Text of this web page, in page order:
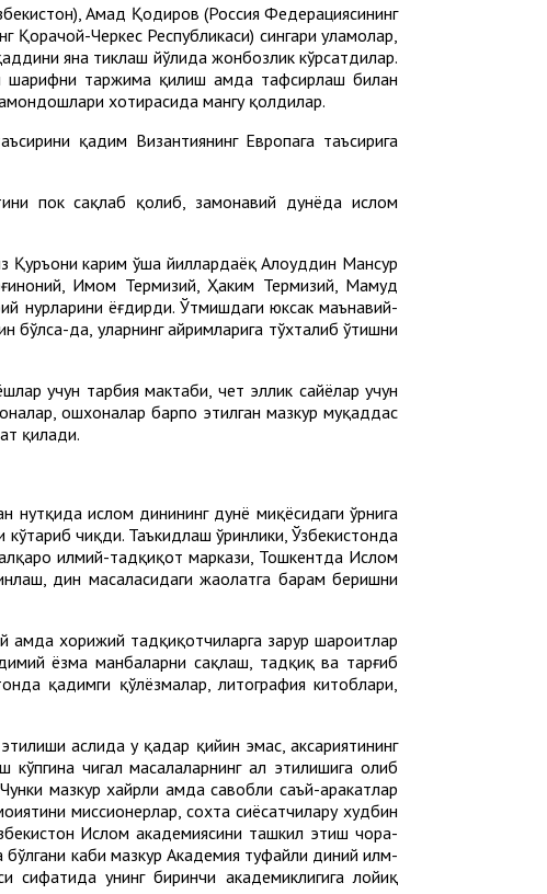
Аҳмад Қодиров (Россия Федерациясининг
Черкес Республикаси) сингари уламолар,
яна тиклаш йўлида жонбозлик кўрсатдилар.
шарифни таржима қилиш ҳамда тафсирлаш билан
хотирасида мангу қолдилар.
қадим Византиянинг Европага таъсирига
пок сақлаб қолиб, замонавий дунёда ислом
Қуръони карим ўша йиллардаёқ Алоуддин Мансур
Имом Термизий, Ҳаким Термизий, Маҳмуд
нурларини ёғдирди. Ўтмишдаги юксак маънавий-
бўлса-да, уларнинг айримларига тўхталиб ўтишни
учун тарбия мактаби, чет эллик сайёҳлар учун
ошхоналар барпо этилган мазкур муқаддас
қилади.
нутқида ислом динининг дунё миқёсидаги ўрнига
чиқди. Таъкидлаш ўринлики, Ўзбекистонда
илмий-тадқиқот маркази, Тошкентда Ислом
дин масаласидаги жаҳолатга барҳам беришни
хорижий тадқиқотчиларга зарур шароитлар
ёзма манбаларни сақлаш, тадқиқ ва тарғиб
қадимги қўлёзмалар, литография китоблари,
аслида у қадар қийин эмас, аксариятининг
чигал масалаларнинг ҳал этилишига олиб
мазкур хайрли ҳамда савобли саъй-ҳаракатлар
миссионерлар, сохта сиёсатчилару худбин
Ислом академиясини ташкил этиш чора-
каби мазкур Академия туфайли диний илм-
унинг биринчи академиклигига лойиқ